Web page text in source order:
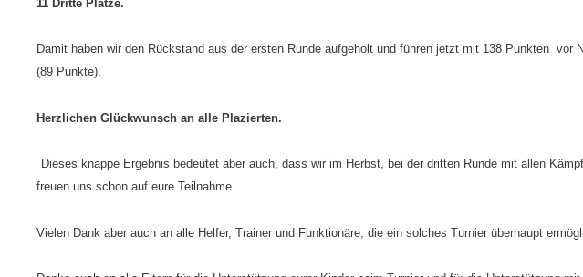
11 Dritte Plätze.
Damit haben wir den Rückstand aus der ersten Runde aufgeholt und führen jetzt mit 138 Punkten vor
(89 Punkte).
Herzlichen Glückwunsch an alle Plazierten.
Dieses knappe Ergebnis bedeutet aber auch, dass wir im Herbst, bei der dritten Runde mit allen
freuen uns schon auf eure Teilnahme.
Vielen Dank aber auch an alle Helfer, Trainer und Funktionäre, die ein solches Turnier überhaupt